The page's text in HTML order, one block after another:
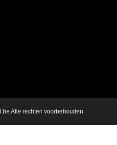
Alle rechten voorbehouden